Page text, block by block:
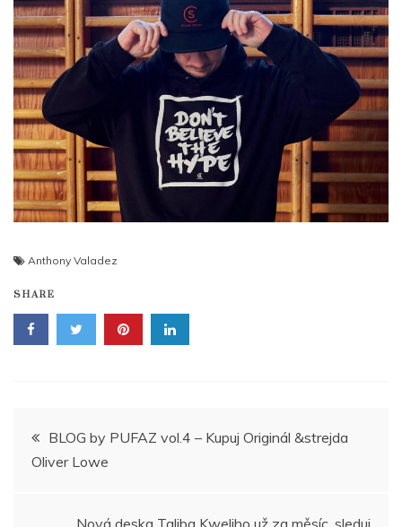
Anthony Valadez
SHARE
Navigace
pro
BLOG by PUFAZ vol.4 – Kupuj Originál &strejda
Oliver Lowe
Nová deska Taliba Kweliho už za měsíc, sleduj